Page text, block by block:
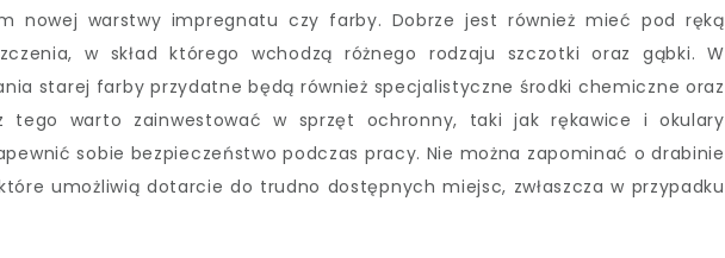
nowej warstwy impregnatu czy farby. Dobrze jest również mieć pod ręką
w skład którego wchodzą różnego rodzaju szczotki oraz gąbki. W
starej farby przydatne będą również specjalistyczne środki chemiczne oraz
tego warto zainwestować w sprzęt ochronny, taki jak rękawice i okulary
sobie bezpieczeństwo podczas pracy. Nie można zapominać o drabinie
umożliwią dotarcie do trudno dostępnych miejsc, zwłaszcza w przypadku